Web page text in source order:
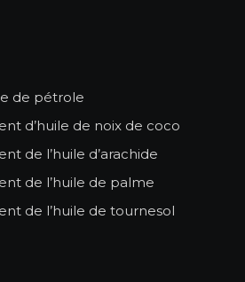
de pétrole
d’huile de noix de coco
de l’huile d’arachide
de l’huile de palme
de l’huile de tournesol